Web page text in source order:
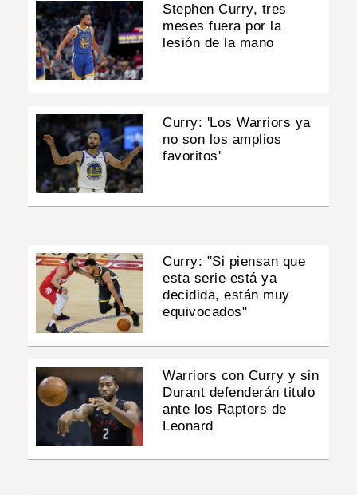
Stephen Curry, tres
meses fuera por la
lesión de la mano
Curry: 'Los Warriors ya
no son los amplios
favoritos'
Curry: "Si piensan que
esta serie está ya
decidida, están muy
equivocados"
Warriors con Curry y sin
Durant defenderán titulo
ante los Raptors de
Leonard